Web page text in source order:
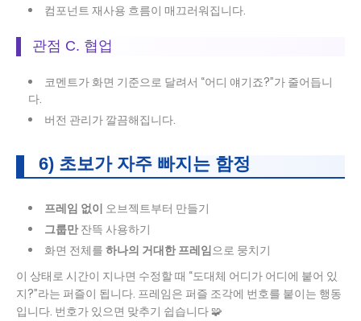
컴포넌트 재사용 흐름이 매끄러워집니다.
관점 C. 협업
코멘트가 화면 기준으로 달려서 “어디 얘기죠?”가 줄어듭니
다.
버전 관리가 깔끔해집니다.
6) 초보가 자주 빠지는 함정
프레임 없이 오브젝트부터 만들기
그룹만잔뜩 사용하기
화면 전체를 하나의 거대한 프레임으로 뭉치기
이 상태로 시간이 지나면 수정할 때 “도대체 어디가 어디에 붙어 있
지?”라는 퍼즐이 됩니다. 프레임은 퍼즐 조각에 번호를 붙이는 행동
입니다. 번호가 있으면 맞추기 쉽습니다 🧩